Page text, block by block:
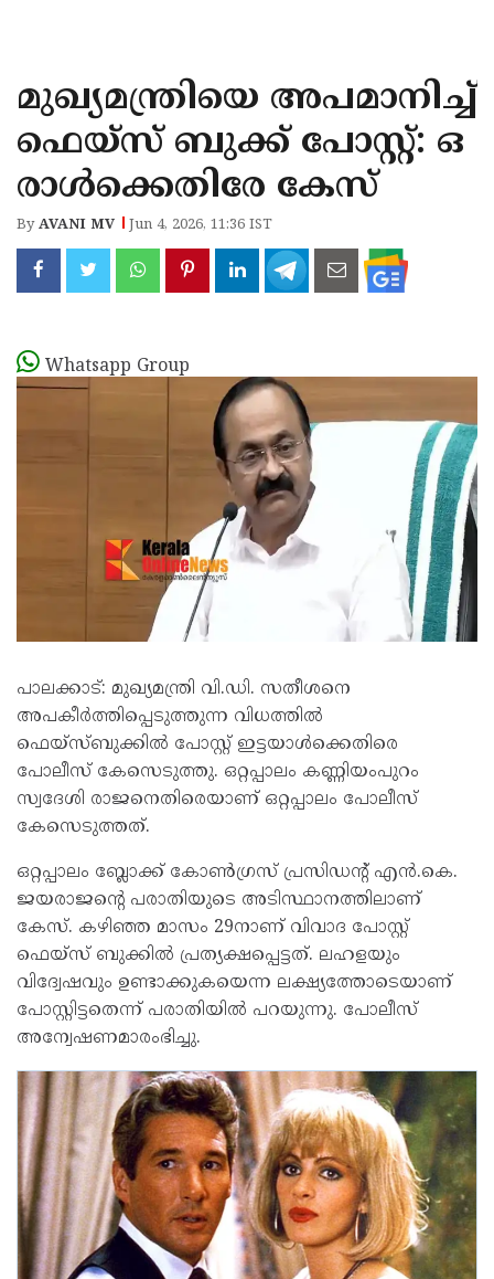
KANNUR
KASARAGOD
മുഖ്യമന്ത്രിയെ അപമാനിച്ച്
ഫെയ്‌സ് ബുക്ക് പോസ്റ്റ്: ഒ
രാള്‍ക്കെതിരേ കേസ്
ByAVANI MV Jun 4, 2026, 11:36 IST
Whatsapp Group
പാലക്കാട്: മുഖ്യമന്ത്രി വി.ഡി. സതീശനെ
അപകീര്‍ത്തിപ്പെടുത്തുന്ന വിധത്തില്‍
ഫെയ്‌സ്ബുക്കില്‍ പോസ്റ്റ് ഇട്ടയാള്‍ക്കെതിരെ
പോലീസ് കേസെടുത്തു. ഒറ്റപ്പാലം കണ്ണിയംപുറം
സ്വദേശി രാജനെതിരെയാണ് ഒറ്റപ്പാലം പോലീസ്
കേസെടുത്തത്.
ഒറ്റപ്പാലം ബ്ലോക്ക് കോണ്‍ഗ്രസ് പ്രസിഡന്റ് എന്‍.കെ.
ജയരാജന്റെ പരാതിയുടെ അടിസ്ഥാനത്തിലാണ്
കേസ്. കഴിഞ്ഞ മാസം 29നാണ് വിവാദ പോസ്റ്റ്
ഫെയ്‌സ് ബുക്കില്‍ പ്രത്യക്ഷപ്പെട്ടത്. ലഹളയും
വിദ്വേഷവും ഉണ്ടാക്കുകയെന്ന ലക്ഷ്യത്തോടെയാണ്
പോസ്റ്റിട്ടതെന്ന് പരാതിയില്‍ പറയുന്നു. പോലീസ്
അന്വേഷണമാരംഭിച്ചു.